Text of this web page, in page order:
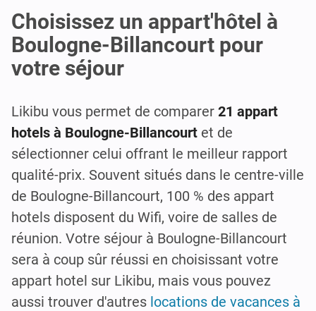
Choisissez un appart'hôtel à
Boulogne-Billancourt pour
votre séjour
Likibu vous permet de comparer 21 appart
hotels à Boulogne-Billancourt et de
sélectionner celui offrant le meilleur rapport
qualité-prix. Souvent situés dans le centre-ville
de Boulogne-Billancourt, 100 % des appart
hotels disposent du Wifi, voire de salles de
réunion. Votre séjour à Boulogne-Billancourt
sera à coup sûr réussi en choisissant votre
appart hotel sur Likibu, mais vous pouvez
aussi trouver d'autres locations de vacances à